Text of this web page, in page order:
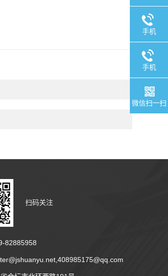
扫码关注
82885958
手机
手机
微信扫一扫